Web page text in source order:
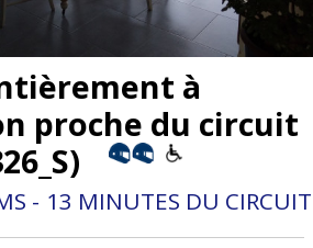
à
proche du circuit
)
13 MINUTES DU CIRCUIT